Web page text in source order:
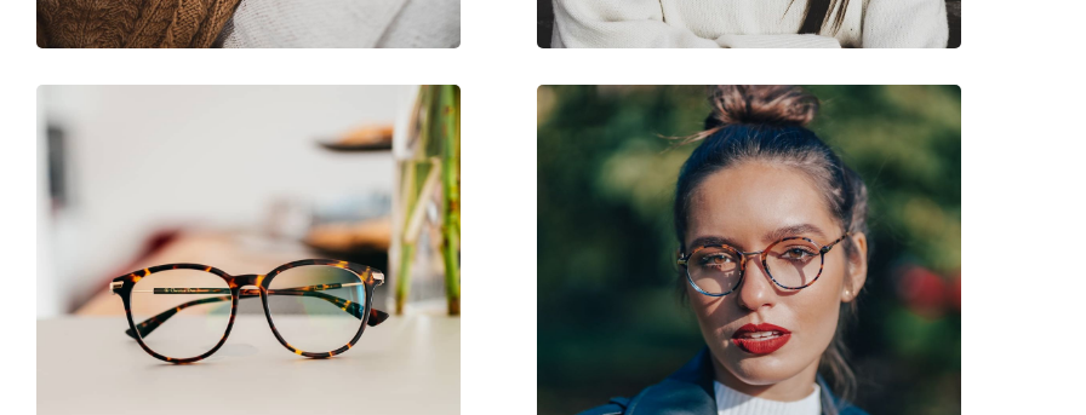
Sexe:
Pour femmes
Catégorie:
Lunettes de vue
Marque:
Chloé
Code:
CH0131O 003 16 54